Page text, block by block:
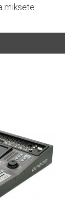
miksete